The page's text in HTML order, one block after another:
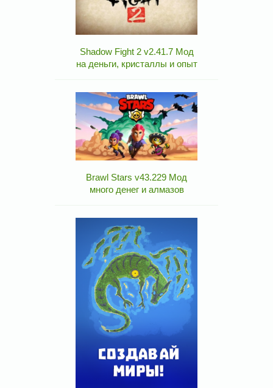
Shadow Fight 2 v2.41.7 Мод
на деньги, кристаллы и опыт
Brawl Stars v43.229 Мод
много денег и алмазов